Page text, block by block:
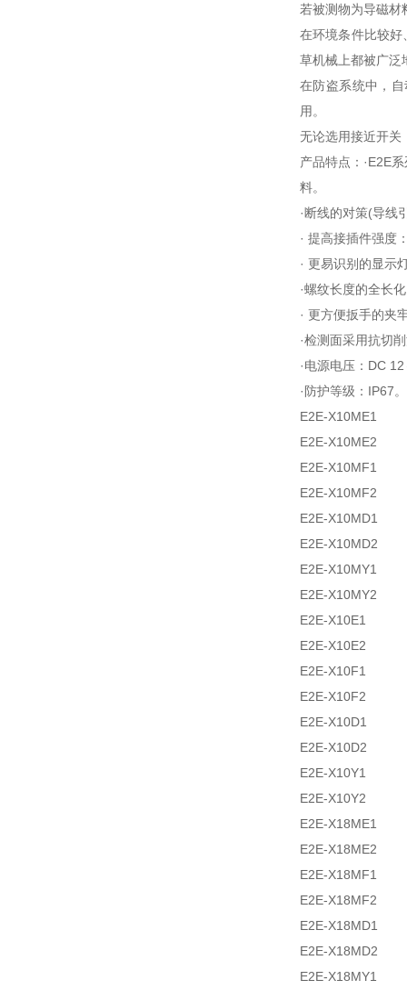
若被测物为导磁材
在环境条件比较
草机械上都被广泛
在防盗系统中，
用。
无论选用接近开关
产品特点：·E2E
料。
·断线的对策(导线
· 提高接插件强度
· 更易识别的显示
·螺纹长度的全长
· 更方便扳手的夹
·检测面采用抗切
·电源电压：DC
·防护等级：IP67。
E2E-X10ME1
E2E-X10ME2
E2E-X10MF1
E2E-X10MF2
E2E-X10MD1
E2E-X10MD2
E2E-X10MY1
E2E-X10MY2
E2E-X10E1
E2E-X10E2
E2E-X10F1
E2E-X10F2
E2E-X10D1
E2E-X10D2
E2E-X10Y1
E2E-X10Y2
E2E-X18ME1
E2E-X18ME2
E2E-X18MF1
E2E-X18MF2
E2E-X18MD1
E2E-X18MD2
E2E-X18MY1